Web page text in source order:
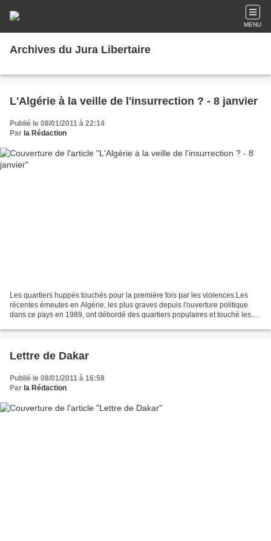
MENU
Archives du Jura Libertaire
L'Algérie à la veille de l'insurrection ? - 8 janvier
Publié le 08/01/2011 à 22:14
Par la Rédaction
Les quartiers huppés touchés pour la première fois par les violences Les
récentes émeutes en Algérie, les plus graves depuis l'ouverture politique
dans ce pays en 1989, ont débordé des quartiers populaires et touché les
Lettre de Dakar
Publié le 08/01/2011 à 16:58
Par la Rédaction